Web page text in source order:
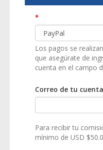
*
Los pagos se
que asegúrate de
cuenta en el campo
Correo de tu
Para recibir tu
mínimo de USD